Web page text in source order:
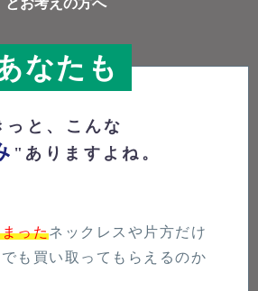
なたも
っと、こんな
"ありますよね。
ったネックレスや片方だけ
も買い取ってもらえるのか